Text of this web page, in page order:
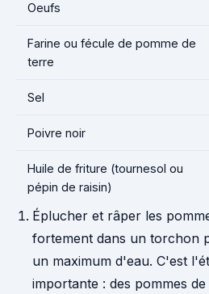
Oeufs
Farine ou fécule de pomme de
terre
Sel
Poivre noir
Huile de friture (tournesol ou
pépin de raisin)
Éplucher et râper les
fortement dans un torchon
un maximum d'eau. C'est
importante : des pommes